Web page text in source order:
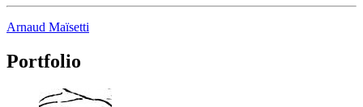
Arnaud Maïsetti
Portfolio